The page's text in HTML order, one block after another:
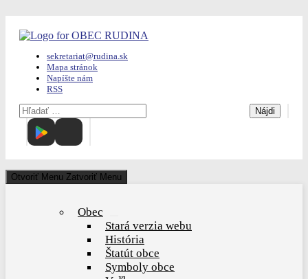
content
sekretariat@rudina.sk
Mapa stránok
Napíšte nám
RSS
Hľadať:
Otvoriť Menu Zatvoriť Menu
Obec
Show
sub
menu
Stará verzia webu
História
Štatút obce
Symboly obce